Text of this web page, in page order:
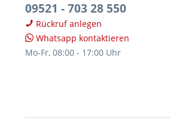
09521 - 703 28 550
Rückruf anlegen
Whatsapp kontaktieren
Mo-Fr, 08:00 - 17:00 Uhr